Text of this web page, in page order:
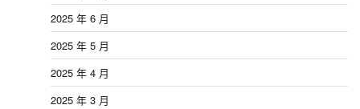
2025 年 6 月
2025 年 5 月
2025 年 4 月
2025 年 3 月